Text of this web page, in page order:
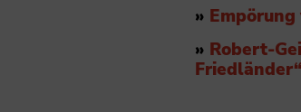
»
» Robert-
Friedländer“